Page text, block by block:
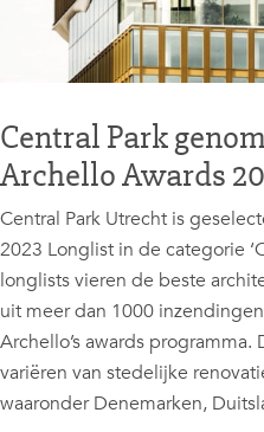
Central Park
Archello Awards
Central Park Utrecht is
2023 Longlist in de categorie
longlists vieren de beste
uit meer dan 1000
Archello’s awards
variëren van stedelijke
waaronder Denemarken,